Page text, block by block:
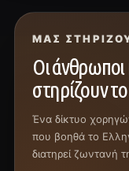
ΜΑΣ
Οι άνθρωποι
στηρίζουν
Ένα δίκτυο
που βοηθά το
διατηρεί ζωντανή